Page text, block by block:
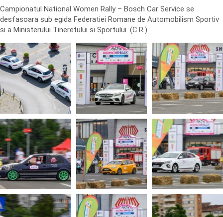
Campionatul National Women Rally – Bosch Car Service se
desfasoara sub egida Federatiei Romane de Automobilism Sportiv
si a Ministerului Tineretului si Sportului. (C.R.)